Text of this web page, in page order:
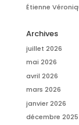
Étienne
Archives
juillet 2026
mai 2026
avril 2026
mars 2026
janvier 2026
décembre 2025